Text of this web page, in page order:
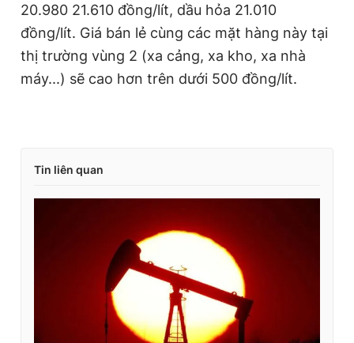
20.980 21.610 đồng/lít, dầu hỏa 21.010
đồng/lít. Giá bán lẻ cùng các mặt hàng này tại
thị trường vùng 2 (xa cảng, xa kho, xa nhà
máy...) sẽ cao hơn trên dưới 500 đồng/lít.
Tin liên quan